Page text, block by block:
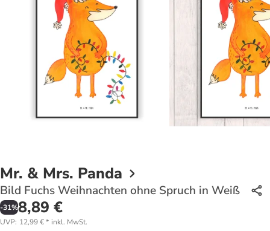
Mr. & Mrs. Panda
Bild Fuchs Weihnachten ohne Spruch in Weiß
-31%8,89 €
UVP: 12,99 €* inkl. MwSt.